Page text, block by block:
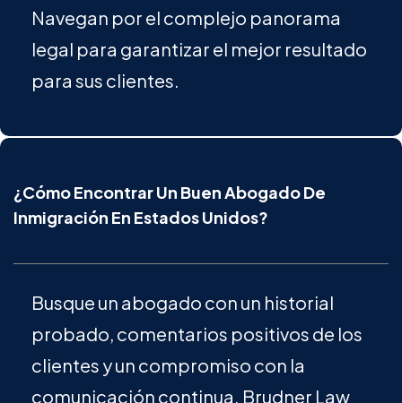
Navegan por el complejo panorama
legal para garantizar el mejor resultado
para sus clientes.
¿Cómo Encontrar Un Buen Abogado De
Inmigración En Estados Unidos?
Busque un abogado con un historial
probado, comentarios positivos de los
clientes y un compromiso con la
comunicación continua. Brudner Law